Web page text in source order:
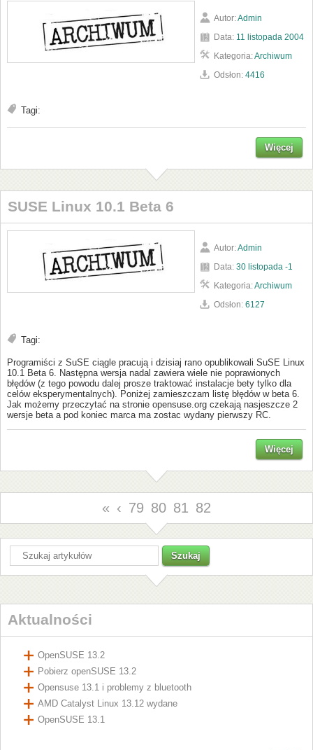
Autor:Admin
Data: 11 listopada 2004
Kategoria:Archiwum
Odsłon:4416
Tagi:
Więcej
SUSE Linux 10.1 Beta 6
Autor:Admin
Data:30 listopada -1
Kategoria:Archiwum
Odsłon:6127
Tagi:
Programiści z SuSE ciągle pracują i dzisiaj rano opublikowali SuSE Linux
10.1 Beta 6. Następna wersja nadal zawiera wiele nie poprawionych
błędów (z tego powodu dalej prosze traktować instalacje bety tylko dla
celów eksperymentalnych). Poniżej zamieszczam listę błędów w beta 6.
Jak możemy przeczytać na stronie opensuse.org czekają nasjeszcze 2
wersje beta a pod koniec marca ma zostac wydany pierwszy RC.
Więcej
« ‹ 79 80 81 82
Aktualności
OpenSUSE 13.2
Pobierz openSUSE 13.2
Opensuse 13.1 i problemy z bluetooth
AMD Catalyst Linux 13.12 wydane
OpenSUSE 13.1